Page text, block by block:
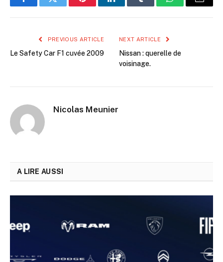
FacebookTwitter PinterestLinkedInTumblr WhatsAppEmail
PREVIOUS ARTICLE
Le Safety Car F1 cuvée 2009
NEXT ARTICLE
Nissan : querelle de
voisinage.
Nicolas Meunier
A LIRE AUSSI